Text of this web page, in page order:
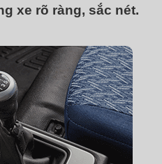
xe rõ ràng, sắc nét.